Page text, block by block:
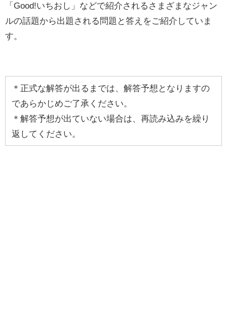
「Good!いちおし」などで紹介されるさまざまなジャン
ルの話題から出題される問題と答えをご紹介していま
す。
＊正式な解答が出るまでは、解答予想となりますの
であらかじめご了承ください。
＊解答予想が出ていない場合は、再読み込みを繰り
返してください。